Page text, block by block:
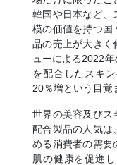
韓国や日本など、
模の価値を持つ国
品の売上が大きく
ューによる2022
を配合したスキ
20％増という目覚
世界の美容及びス
配合製品の人気は
める消費者の需要
肌の健康を促進